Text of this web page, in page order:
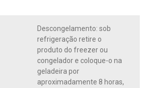
Descongelamento: sob
refrigeração retire o
produto do freezer ou
congelador e coloque-o na
geladeira por
aproximadamente 8 horas,